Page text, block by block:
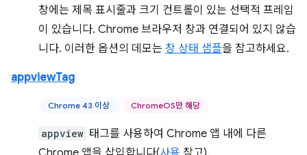
창에는 제목 표시줄과 크기 컨트롤이 있는 선택적 프레임
이 있습니다. Chrome 브라우저 창과 연결되어 있지 않습
니다. 이러한 옵션의 데모는 창 상태 샘플을 참고하세요.
appviewTag
Chrome 43 이상 ChromeOS만 해당
appview 태그를 사용하여 Chrome 앱 내에 다른